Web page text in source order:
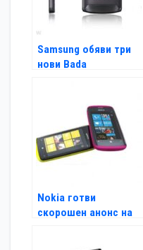
Samsung обяви три
нови Bada
Nokia готви
скорошен анонс на